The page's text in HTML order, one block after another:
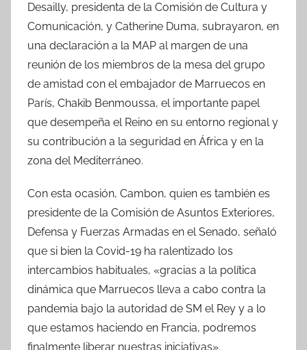
Desailly, presidenta de la Comisión de Cultura y
Comunicación, y Catherine Duma, subrayaron, en
una declaración a la MAP al margen de una
reunión de los miembros de la mesa del grupo
de amistad con el embajador de Marruecos en
París, Chakib Benmoussa, el importante papel
que desempeña el Reino en su entorno regional y
su contribución a la seguridad en África y en la
zona del Mediterráneo.
Con esta ocasión, Cambon, quien es también es
presidente de la Comisión de Asuntos Exteriores,
Defensa y Fuerzas Armadas en el Senado, señaló
que si bien la Covid-19 ha ralentizado los
intercambios habituales, «gracias a la política
dinámica que Marruecos lleva a cabo contra la
pandemia bajo la autoridad de SM el Rey y a lo
que estamos haciendo en Francia, podremos
finalmente liberar nuestras iniciativas».